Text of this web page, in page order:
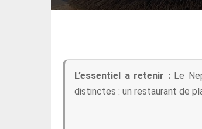
L’essentiel a retenir :Le
distinctes : un restaurant de